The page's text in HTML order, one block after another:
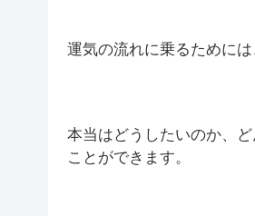
運気の流れに乗るためには
本当はどうしたいのか、
ことができます。